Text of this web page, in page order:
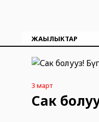
ЖАҢЫЛЫКТАР
3 март
Сак